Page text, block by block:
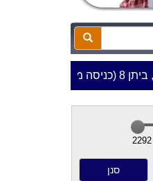
2292